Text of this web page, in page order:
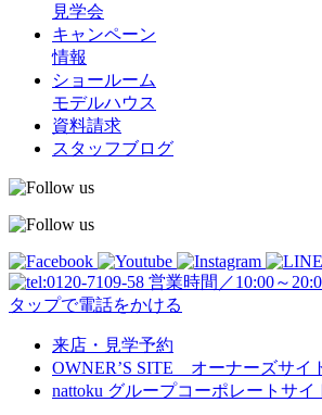
見学会
キャンペーン
情報
ショールーム
モデルハウス
資料請求
スタッフブログ
営業時間／10:00～
タップで電話をかける
来店・見学予約
OWNER’S SITE オーナーズサイ
nattoku グループコーポレートサイ